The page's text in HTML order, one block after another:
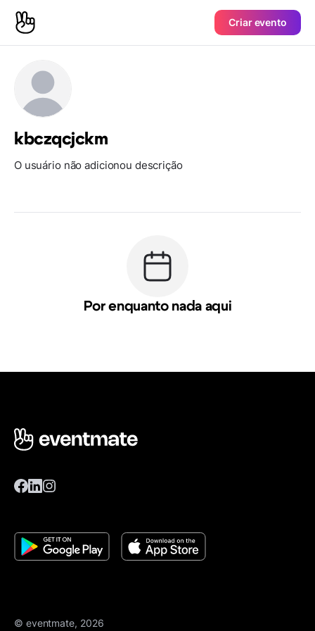
Criar evento
kbczqcjckm
O usuário não adicionou descrição
Por enquanto nada aqui
© eventmate, 2026